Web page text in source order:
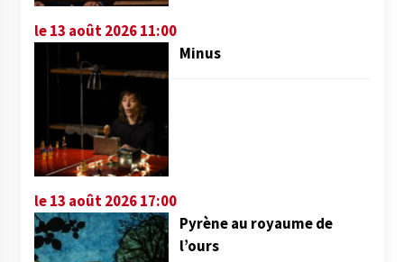
le 13 août 2026 11:00
Minus
le 13 août 2026 17:00
Pyrène au royaume de
l’ours